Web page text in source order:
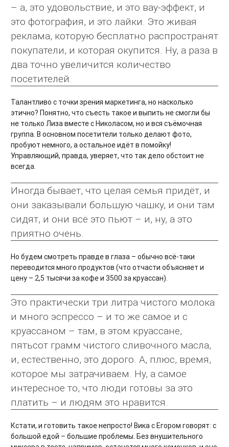
– а, это удовольствие, и это вау-эффект, и
это фотография, и это лайки. Это живая
реклама, которую бесплатно распространят
покупатели, и которая окупится. Ну, а раза в
два точно увеличится количество
посетителей.
Талантливо с точки зрения маркетинга, но насколько
этично? Понятно, что съесть такое и выпить не смогли бы
не только Лиза вместе с Николасом, но и вся съёмочная
группа. В основном посетители только делают фото,
пробуют немного, а остальное идёт в помойку!
Управляющий, правда, уверяет, что так дело обстоит не
всегда.
Иногда бывает, что целая семья придёт, и
они заказывали большую чашку, и они там
сидят, и они всё это пьют – и, ну, а это
приятно очень.
Но будем смотреть правде в глаза – обычно всё-таки
переводится много продуктов (что отчасти объясняет и
цену – 2,5 тысячи за кофе и 3500 за круассан).
Это практически три литра чистого молока
и много эспрессо – и то же самое и с
круассаном – там, в этом круассане,
пятьсот грамм чистого сливочного масла,
и, естественно, это дорого. А, плюс, время,
которое мы затрачиваем. Ну, а самое
интересное то, что люди готовы за это
платить – и людям это нравится.
Кстати, и готовить такое непросто! Вика с Егором говорят: с
большой едой – большие проблемы. Без внушительного